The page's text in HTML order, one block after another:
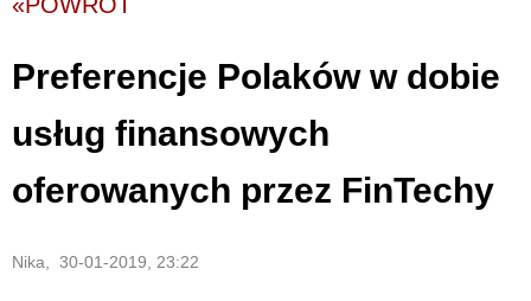
Preferencje Polaków w dobie
usług finansowych
oferowanych przez FinTechy
Nika, 30-01-2019, 23:22